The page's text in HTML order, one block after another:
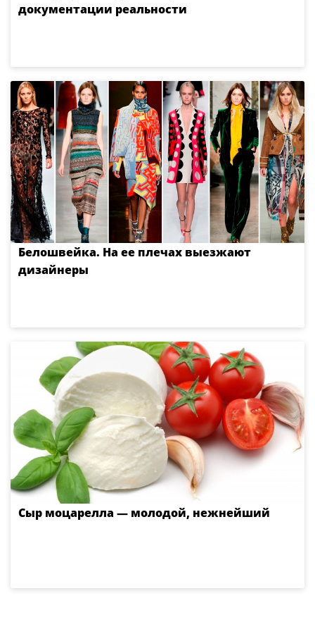
документации реальности
Белошвейка. На ее плечах выезжают
дизайнеры
Сыр моцарелла — молодой, нежнейший